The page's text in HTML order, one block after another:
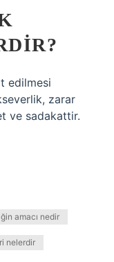
edilmesi
zarar
ve sadakattir.
amacı nedir
nelerdir